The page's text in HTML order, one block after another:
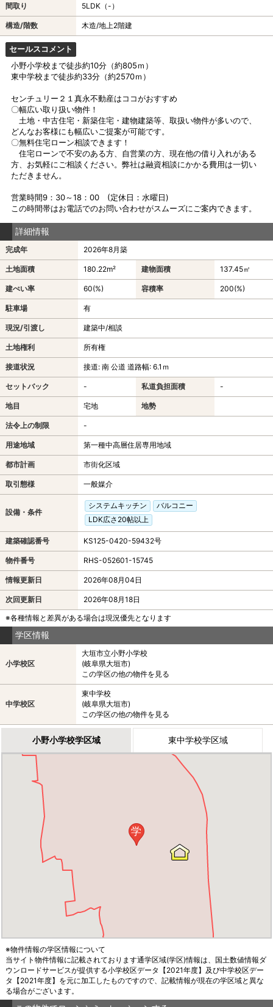
間取り 5LDK（-）
構造/階数 木造/地上2階建
セールスコメント
小野小学校まで徒歩約10分（約805ｍ）
東中学校まで徒歩約33分（約2570ｍ）
センチュリー２１真永不動産はココがおすすめ
〇幅広い取り扱い物件！
土地・中古住宅・新築住宅・建物建築等、取扱い物件が多いので、
どんなお客様にも幅広いご提案が可能です。
〇無料住宅ローン相談できます！
住宅ローンで不安のある方、自営業の方、現在他の借り入れがある
方、お気軽にご相談ください。弊社は融資相談にかかる費用は一切い
ただきません。
営業時間9：30～18：00 (定休日：水曜日)
この時間帯はお電話でのお問い合わせがスムーズにご案内できます。
詳細情報
完成年 2026年8月築
土地面積 180.22m² 建物面積 137.45㎡
建ぺい率 60(%) 容積率 200(%)
駐車場 有
現況/引渡し 建築中/相談
土地権利 所有権
接道状況 接道: 南 公道 道路幅: 6.1ｍ
セットバック - 私道負担面積 -
地目 宅地 地勢
法令上の制限 -
用途地域 第一種中高層住居専用地域
都市計画 市街化区域
取引態様 一般媒介
設備・条件
システムキッチン
バルコニー
LDK広さ20帖以上
建築確認番号 KS125-0420-59432号
物件番号 RHS-052601-15745
情報更新日 2026年08月04日
次回更新日
2026年08月18日
※各種情報と差異がある場合は現況優先となります
学区情報
小学校区
大垣市立小野小学校
(岐阜県大垣市)
この学区の他の物件を見る
中学校区
東中学校
(岐阜県大垣市)
この学区の他の物件を見る
小野小学校学区域 東中学校学区域
学
※物件情報の学区情報について
当サイト物件情報に記載されております通学区域(学区)情報は、国土数値情報ダ
ウンロードサービスが提供する小学校区データ【2021年度】及び中学校区デー
タ【2021年度】を元に加工したものですので、記載情報が現在の学区域と異な
る場合がございます。